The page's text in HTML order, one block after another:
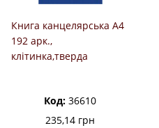
Книга канцелярська А4
192 арк.,
клітинка,тверда
Код:36610
235,14 грн